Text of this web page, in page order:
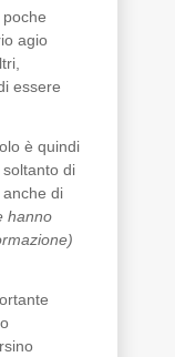
agio
essere
è quindi
di
di
hanno